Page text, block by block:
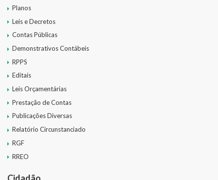
Planos
Leis e Decretos
Contas Públicas
Demonstrativos Contábeis
RPPS
Editais
Leis Orçamentárias
Prestação de Contas
Publicações Diversas
Relatório Circunstanciado
RGF
RREO